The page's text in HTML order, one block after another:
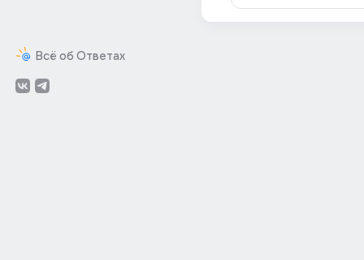
Всё об Ответах